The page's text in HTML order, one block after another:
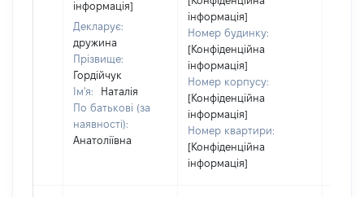
інформація]
Декларує:
дружина
Прізвище:
Гордійчук
Ім'я:
Наталія
По батькові (за
наявності):
Анатоліївна
інформація]
Номер будинку:
[Конфіденційна
інформація]
Номер корпусу:
[Конфіденційна
інформація]
Номер квартири:
[Конфіденційна
інформація]